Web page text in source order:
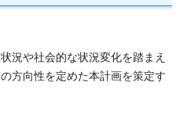
況や社会的な状況変化を踏まえ
方向性を定めた本計画を策定す